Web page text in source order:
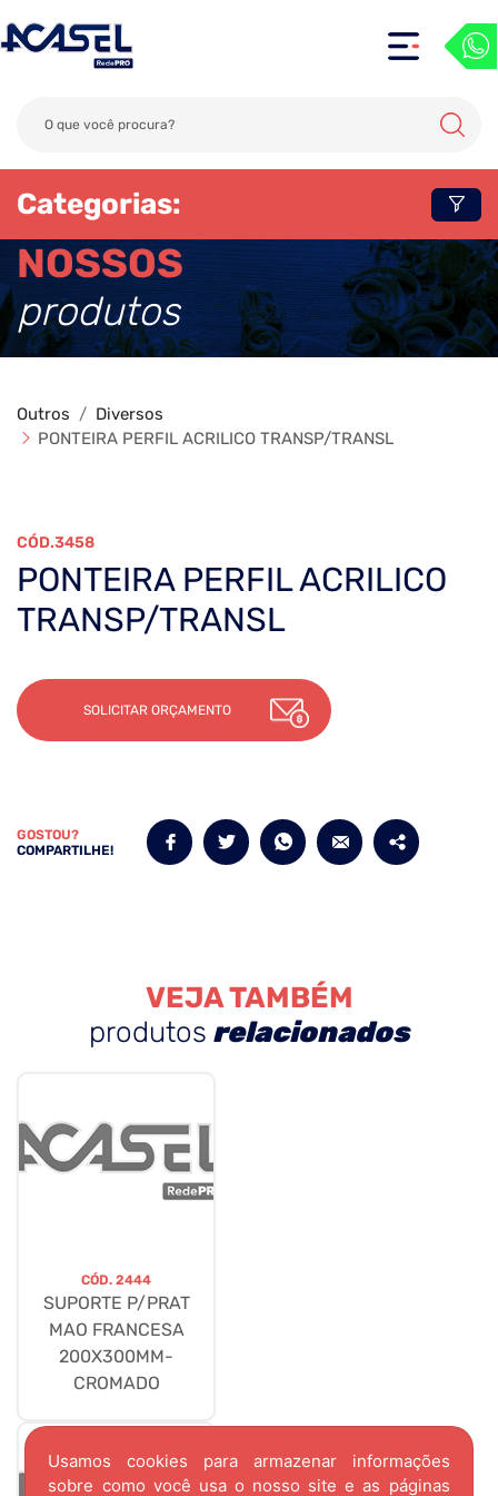
Usamos cookies para armazenar informações
sobre como você usa o nosso site e as páginas
Categorias:
NOSSOS
produtos
Outros
Diversos
PONTEIRA PERFIL ACRILICO TRANSP/TRANSL
3458
PONTEIRA PERFIL ACRILICO
TRANSP/TRANSL
SOLICITAR ORÇAMENTO
GOSTOU?
COMPARTILHE!
VEJA TAMBÉM
produtos relacionados
CÓD. 2444
SUPORTE P/PRAT
MAO FRANCESA
200X300MM-
CROMADO